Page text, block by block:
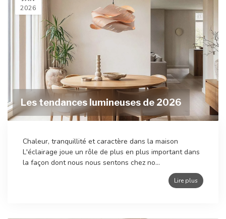
2026
Les tendances lumineuses de 2026
Chaleur, tranquillité et caractère dans la maison
L'éclairage joue un rôle de plus en plus important dans
la façon dont nous nous sentons chez no...
Lire plus